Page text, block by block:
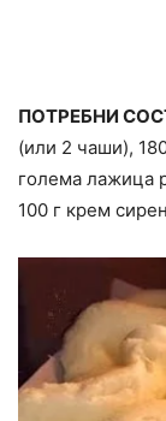
ПОТРЕБНИ
(или 2 чаши),
голема лажица
100 г крем